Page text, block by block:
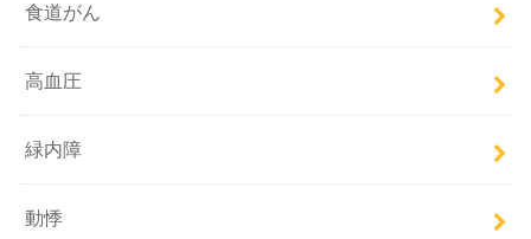
食道がん
高血圧
緑内障
動悸